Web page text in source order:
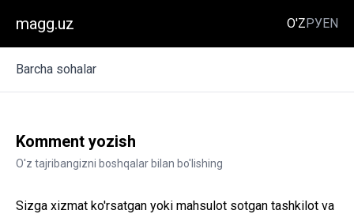
magg.uz O'ZРУEN
Barcha sohalar
Komment yozish
O'z tajribangizni boshqalar bilan bo'lishing
Sizga xizmat ko'rsatgan yoki mahsulot sotgan tashkilot va